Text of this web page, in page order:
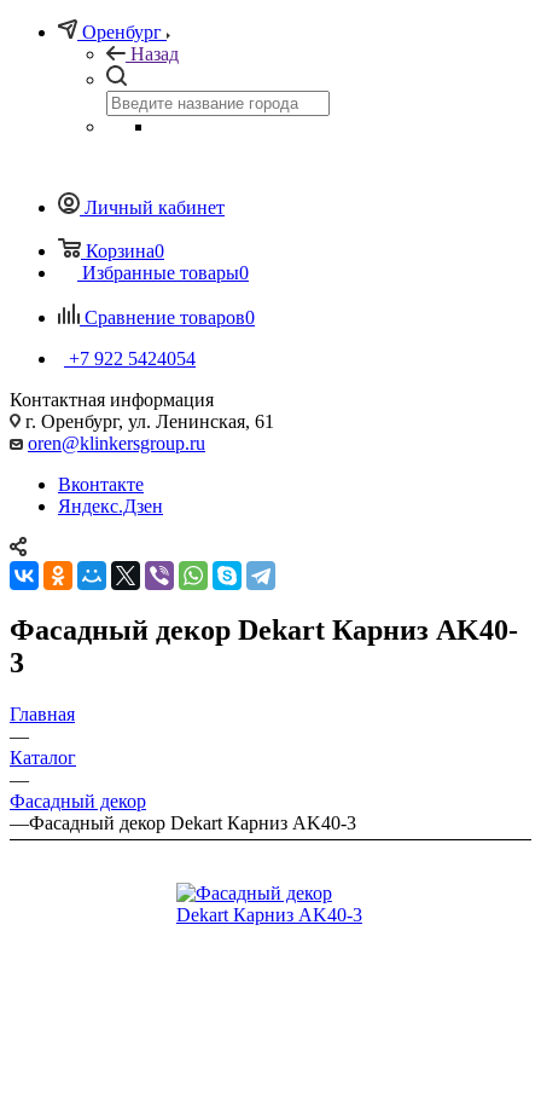
Оренбург
Назад
Личный кабинет
Корзина0
Избранные товары0
Сравнение товаров0
+7 922 5424054
Контактная информация
г. Оренбург, ул. Ленинская, 61
oren@klinkersgroup.ru
Вконтакте
Яндекс.Дзен
Фасадный декор Dekart Карниз AK40-
3
Главная
—
Каталог
—
Фасадный декор
—Фасадный декор Dekart Карниз AK40-3